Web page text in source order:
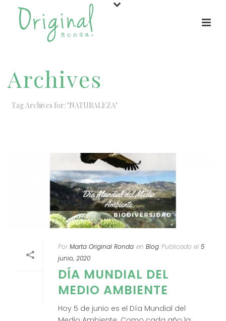
Archives
Tag Archives for: "NATURALEZA"
Por Marta Original Ronda en Blog Publicado el 5
junio, 2020
DÍA MUNDIAL DEL
MEDIO AMBIENTE
Hoy 5 de junio es el Día Mundial del